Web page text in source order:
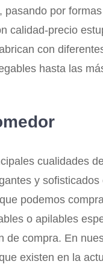
por
calidad-precio
con
hasta las
cualidades
y
podemos
o apilables
compra. En
existen en la